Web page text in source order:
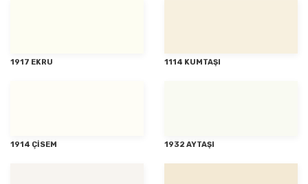
1917 EKRU 1114 KUMTAŞI
1914 ÇİSEM 1932 AYTAŞI